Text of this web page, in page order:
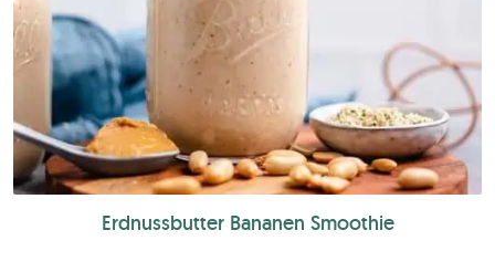
Erdnussbutter Bananen Smoothie